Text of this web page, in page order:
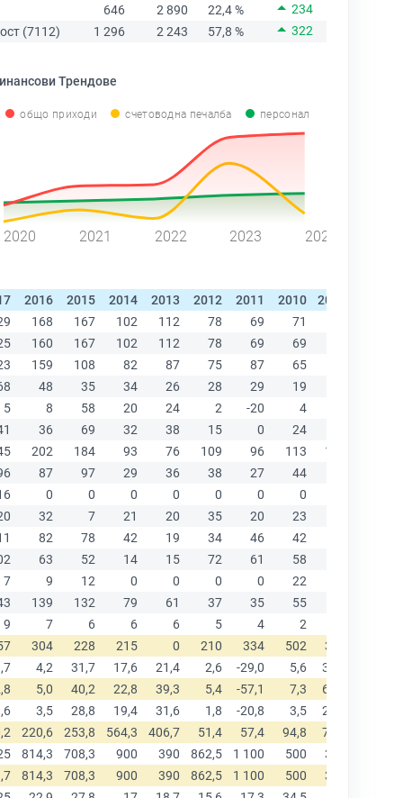
646
2 890 22,4 %
234
(7112)
1 296 2 243 57,8 % 322
Трендове
общо приходи счетоводна печалба персонал
2020 2021 2022 2023 2024
2016 2015 2014 2013 2012 2011 2010 2009